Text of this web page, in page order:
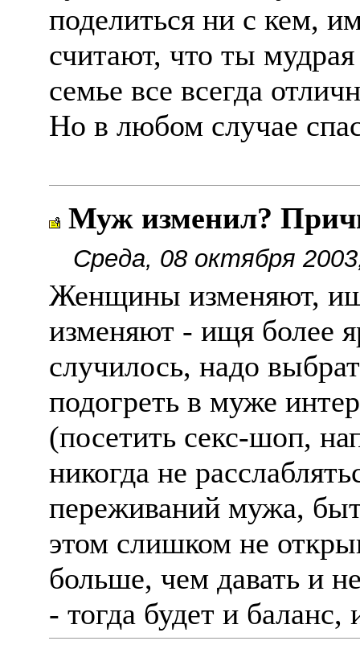
поделиться ни с кем,
считают, что ты
семье все всегда
Но в любом случае
Муж изменил?
Среда, 08 октября
Женщины изменяют,
изменяют - ищя более
случилось, надо
подогреть в муже
(посетить секс-шоп,
никогда не
переживаний мужа,
этом слишком не
больше, чем давать и
- тогда будет и